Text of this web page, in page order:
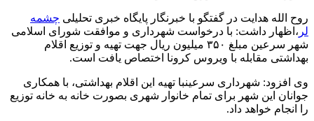
روح الله هدایت در گفتگو با خبرنگار پایگاه خبری تحلیلی چشمه
لر ،اظهار داشت: با درخواست شهرداری و موافقت شورای اسلامی
شهر سرعین مبلغ ۳۵۰ میلیون ریال جهت تهیه و توزیع اقلام
بهداشتی مقابله با ویروس کرونا اختصاص یافت است.
وی افزود: شهرداری سرعینبا تهیه این اقلام بهداشتی، با همکاری
جوانان این شهر برای تمام خانوار شهری بصورت خانه به خانه توزیع
را انجام خواهد داد.